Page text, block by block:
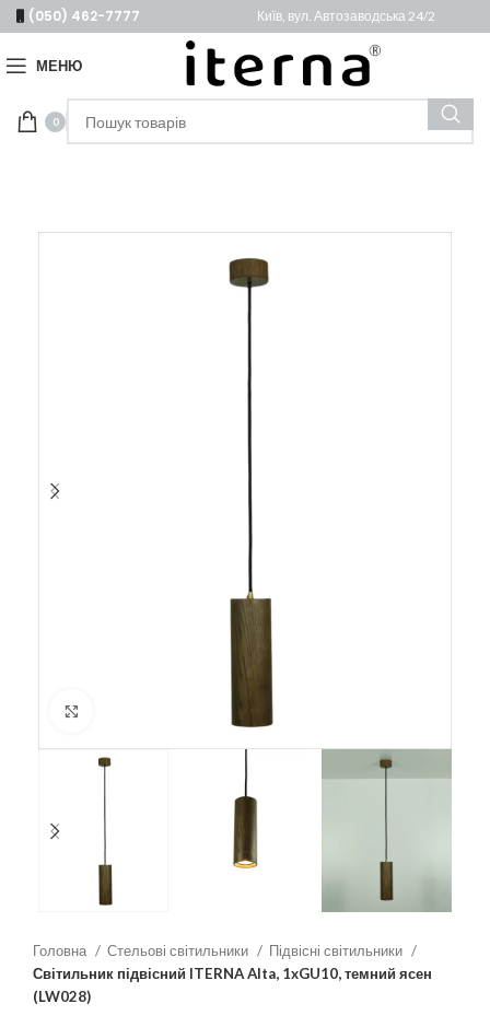
(050) 462-7777 Київ, вул. Автозаводська 24/2
МЕНЮ
0
Головна Стельові світильники
Підвісні світильники
Світильник підвісний ITERNA Alta, 1xGU10, темний ясен
(LW028)